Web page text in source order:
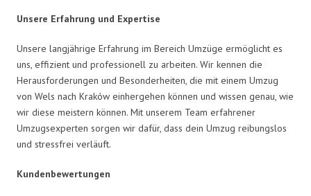
Unsere Erfahrung und Expertise
Unsere langjährige Erfahrung im Bereich Umzüge ermöglicht es
uns, effizient und professionell zu arbeiten. Wir kennen die
Herausforderungen und Besonderheiten, die mit einem Umzug
von Wels nach Kraków einhergehen können und wissen genau, wie
wir diese meistern können. Mit unserem Team erfahrener
Umzugsexperten sorgen wir dafür, dass dein Umzug reibungslos
und stressfrei verläuft.
Kundenbewertungen